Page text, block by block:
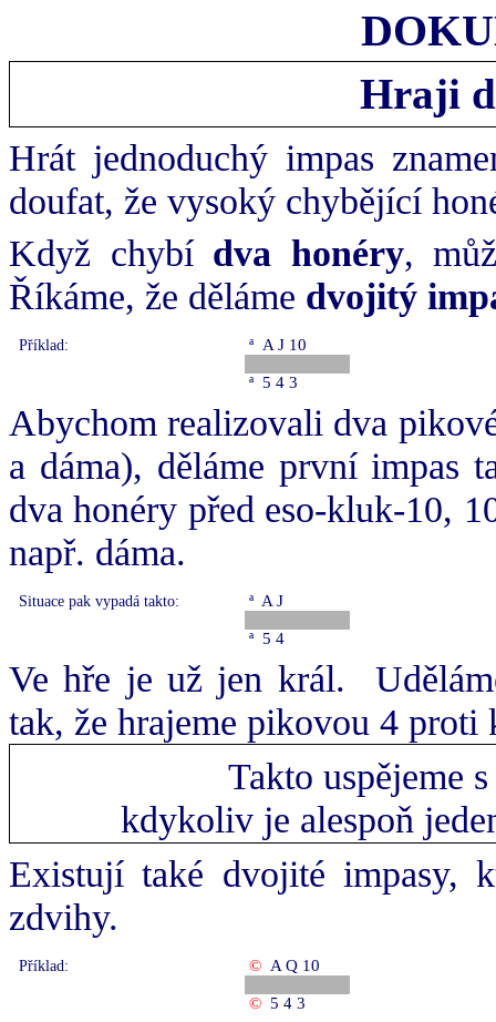
Hraji
Hrát jednoduchý impas
doufat, že vysoký chybějící
Když chybí dva honéry,
Říkáme, že děláme dvojitý
Příklad: ª A J 10
ª 5 4 3
Abychom realizovali dva
a dáma), děláme první impas
dva honéry před eso-kluk-10,
např. dáma.
Situace pak vypadá takto: ª A J
ª 5 4
Ve hře je už jen král.
tak, že hrajeme pikovou 4 proti
Takto uspějeme
kdykoliv je alespoň
Existují také dvojité impasy,
zdvihy.
Příklad: © A Q 10
© 5 4 3